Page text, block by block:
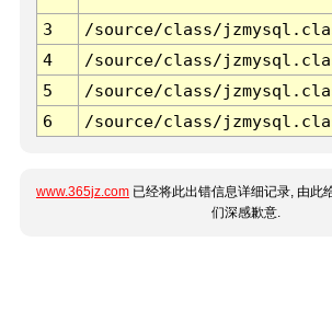
3 /source/class/
4
/source/class/
5
/source/class/
6
/source/class/
www.365jz.com 已经将此出错信息详细记录, 由此
们深感歉意.